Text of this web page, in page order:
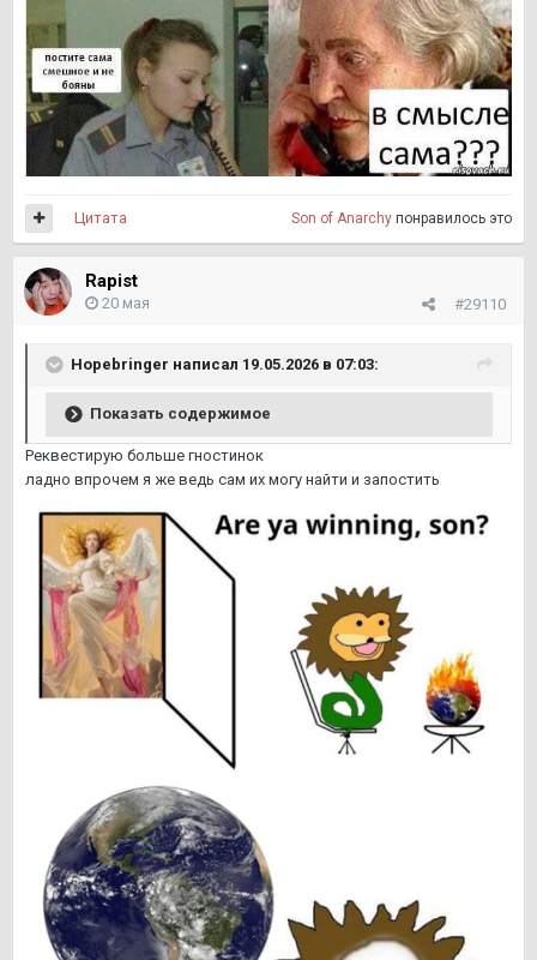
Son of Anarchy понравилось это
Цитата
Rapist
#29110
20 мая
Hopebringer написал 19.05.2026 в 07:03:
Показать содержимое
Реквестирую больше гностинок
ладно впрочем я же ведь сам их могу найти и запостить